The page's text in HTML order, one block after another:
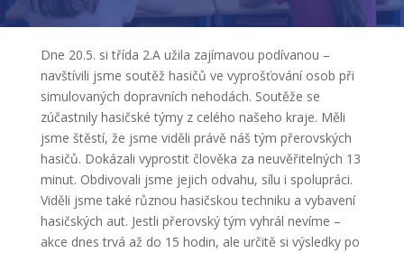
Dne 20.5. si třída 2.A užila zajímavou podívanou –
navštívili jsme soutěž hasičů ve vyprošťování osob při
simulovaných dopravních nehodách. Soutěže se
zúčastnily hasičské týmy z celého našeho kraje. Měli
jsme štěstí, že jsme viděli právě náš tým přerovských
hasičů. Dokázali vyprostit člověka za neuvěřitelných 13
minut. Obdivovali jsme jejich odvahu, sílu i spolupráci.
Viděli jsme také různou hasičskou techniku a vybavení
hasičských aut. Jestli přerovský tým vyhrál nevíme –
akce dnes trvá až do 15 hodin, ale určitě si výsledky po